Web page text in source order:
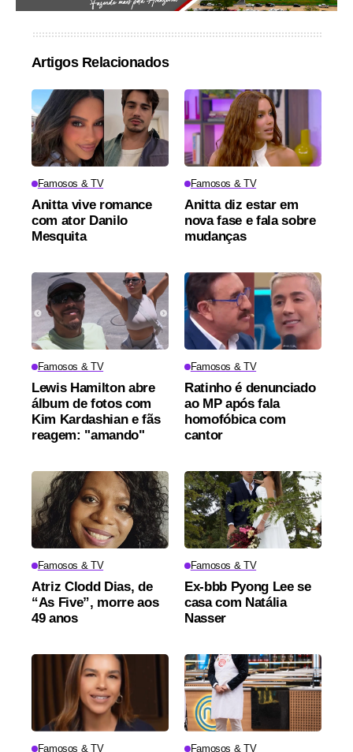
Artigos Relacionados
Famosos & TV
Anitta vive romance
com ator Danilo
Mesquita
Famosos & TV
Anitta diz estar em
nova fase e fala sobre
mudanças
Famosos & TV
Lewis Hamilton abre
álbum de fotos com
Kim Kardashian e fãs
reagem: "amando"
Famosos & TV
Ratinho é denunciado
ao MP após fala
homofóbica com
cantor
Famosos & TV
Atriz Clodd Dias, de
“As Five”, morre aos
49 anos
Famosos & TV
Ex-bbb Pyong Lee se
casa com Natália
Nasser
Famosos & TV Famosos & TV